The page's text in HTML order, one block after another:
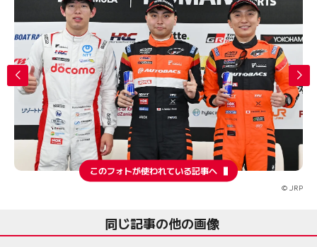
このフォトが使われている記事へ
© JRP
同じ記事の他の画像